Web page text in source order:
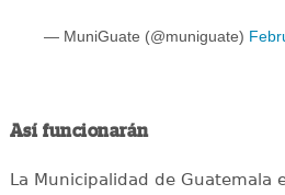
— MuniGuate (@muniguate)
Así funcionarán
La Municipalidad de Guatemala